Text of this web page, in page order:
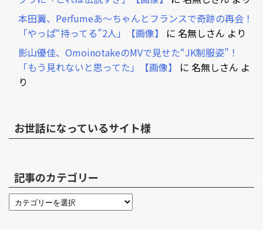
本田翼、Perfumeあ～ちゃんとフランスで奇跡の再会！
「やっぱ“持ってる”2人」【画像】
に 名無しさん より
影山優佳、OmoinotakeのMVで見せた“JK制服姿”！
「もう見れないと思ってた」【画像】
に 名無しさん よ
り
お世話になっているサイト様
記事のカテゴリー